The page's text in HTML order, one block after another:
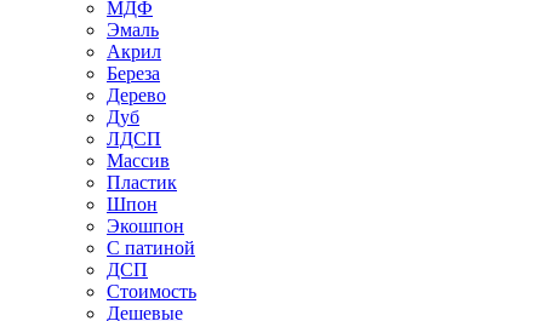
МДФ
Эмаль
Акрил
Береза
Дерево
Дуб
ЛДСП
Массив
Пластик
Шпон
Экошпон
С патиной
ДСП
Стоимость
Дешевые